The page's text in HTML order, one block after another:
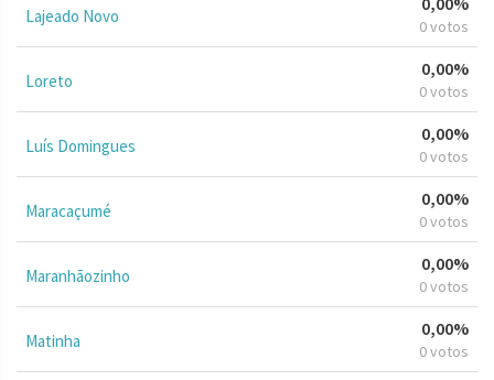
Lajeado Novo 0 votos
Loreto
0,00%
0 votos
Luís Domingues
0,00%
0 votos
Maracaçumé
0,00%
0 votos
Maranhãozinho
0,00%
0 votos
Matinha
0,00%
0 votos